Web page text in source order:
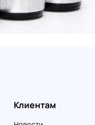
Клиентам